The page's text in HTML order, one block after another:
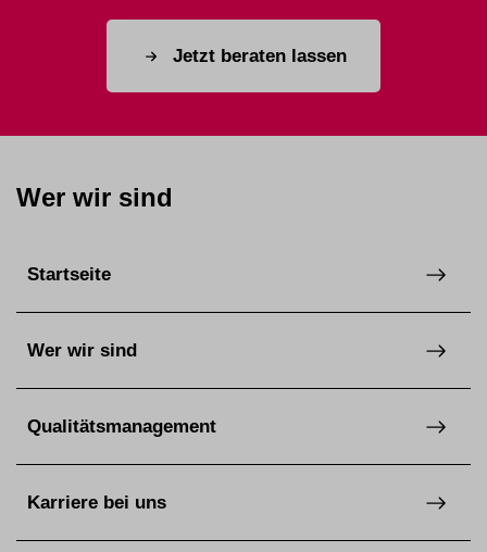
Jetzt beraten lassen
Wer wir sind
Startseite
Wer wir sind
Qualitätsmanagement
Karriere bei uns